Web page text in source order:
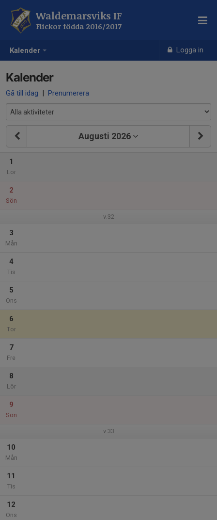
Kalender Logga in
Waldemarsviks IF
Flickor födda 2016/2017
Kalender
Gå till idag | Prenumerera
Augusti 2026
1
Lör
2
Sön
v.32
3
Mån
4
Tis
5
Ons
6
Tor
7
Fre
8
Lör
9
Sön
v.33
10
Mån
11
Tis
12
Ons